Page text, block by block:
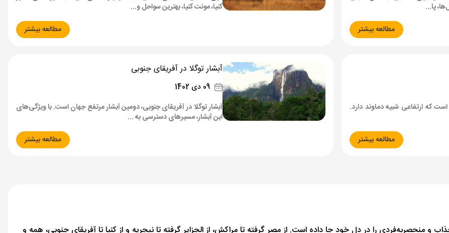
پا...
مطالعه بیشتر
کنیا، مونت کنیا، بهترین سواحل و...
مطالعه بیشتر
است که ارتفاعی شبیه دماوند دارد.
مطالعه بیشتر
آبشار توگلا در آفریقای جنوبی
09 دی 1402
آبشار توگلا در آفریقای جنوبی، دومین آبشار مرتفع جهان است. با ویژگی‌های
این آبشار، مسیرهای دسترسی به ...
مطالعه بیشتر
منحصربه‌فردی را در دل خود جا داده است. از مصر گرفته تا مراکش، از الجزایر گرفته تا نیجریه و از کنیا تا آفریقای جنوبی، همه و